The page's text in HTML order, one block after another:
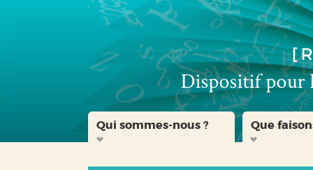
Qui sommes-nous ? Que